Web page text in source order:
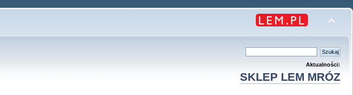
Aktualności:
SKLEP LEM MRÓZ